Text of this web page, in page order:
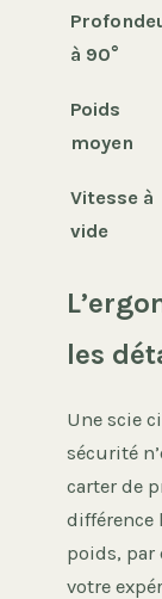
à 90°
Poids
moyen
Vitesse à
vide
les
Une scie
sécurité
carter de
différence
poids, par
votre